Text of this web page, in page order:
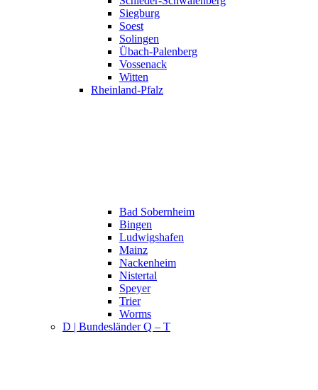
Siegburg
Soest
Solingen
Übach-Palenberg
Vossenack
Witten
Rheinland-Pfalz
Bad Sobernheim
Bingen
Ludwigshafen
Mainz
Nackenheim
Nistertal
Speyer
Trier
Worms
D | Bundesländer Q – T